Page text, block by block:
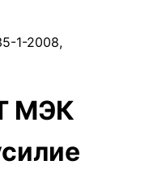
1-2008,
МЭК